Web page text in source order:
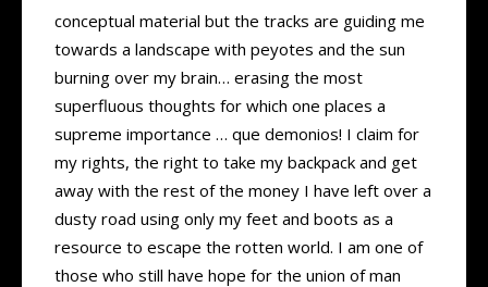
conceptual material but the tracks are guiding me
towards a landscape with peyotes and the sun
burning over my brain… erasing the most
superfluous thoughts for which one places a
supreme importance … que demonios! I claim for
my rights, the right to take my backpack and get
away with the rest of the money I have left over a
dusty road using only my feet and boots as a
resource to escape the rotten world. I am one of
those who still have hope for the union of man